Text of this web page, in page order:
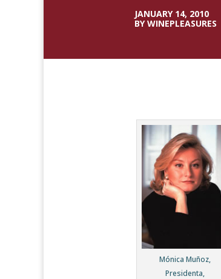
JANUARY 14, 2010
BY WINEPLEASURES
Mónica Muñoz,
Presidenta,